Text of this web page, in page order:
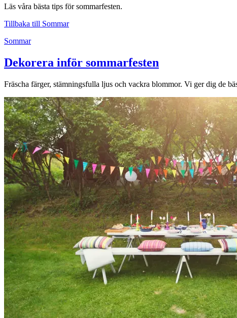
Butiker
Mat och dryck
Evenemang
Erbjudanden
Kundklubb
Inspiration
Sök
Öppettider
Praktisk information
Läs våra bästa tips för sommarfesten.
Tillbaka till Sommar
Sommar
Dekorera inför sommarfesten
Fräscha färger, stämningsfulla ljus och vackra blommor. Vi ger dig de